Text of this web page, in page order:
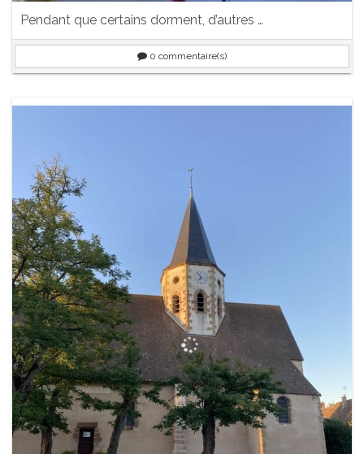
Pendant que certains dorment, d’autres …
0 commentaire(s)